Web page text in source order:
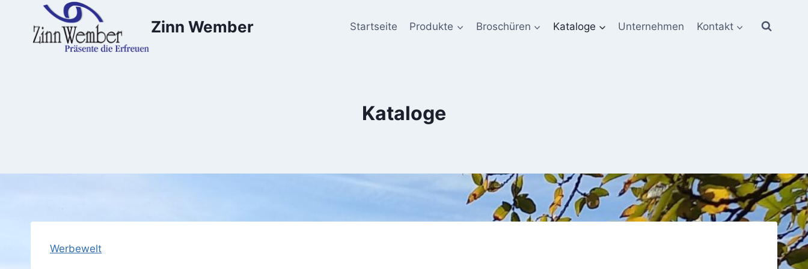
springen
Zinn Wember Startseite Produkte Broschüren Kataloge Unternehmen Kontakt
Kataloge
Werbewelt